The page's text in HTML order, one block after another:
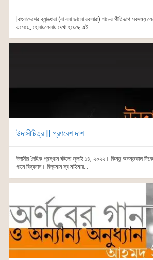
[বাংলাদেশের ব্যান্ডধারা (বা বলা ভালো রকধারা) গানের গীতিভাগ সবসময়
এসেছে, হেলায়ফেলায় দেখা হয়েছে এই ...
উদাসীচিত্র || প্রণবেশ দাশ
উদাসীর দৈহিক প্রস্থান ঘটলো জুলাই ১৪, ২০২২। কিন্তু অনন্তকাল
গানে বিদ্যমান। বিদ্যমান স্ব-মহিমায়...